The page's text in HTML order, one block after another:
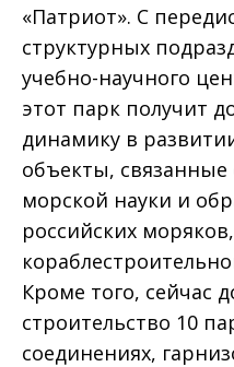
«Патриот». С
структурных
учебно-научного
этот парк получит
динамику в
объекты,
морской науки и
российских
Кроме того, сейчас
строительство 10
соединениях,